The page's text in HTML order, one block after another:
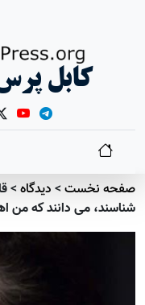
کابل
صفحه نخست> دیدگاه>
شناسند، می دانند که من